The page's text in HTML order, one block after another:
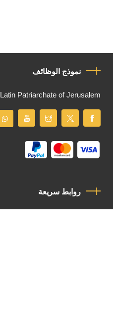
نموذج الوظائف
Latin Patriarchate of Jerusalem
روابط سريعة